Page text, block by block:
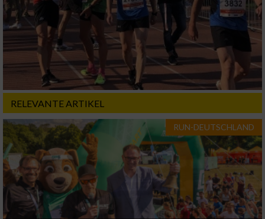
RELEVANTE ARTIKEL
RUN-DEUTSCHLAND
Funktional
Werbung